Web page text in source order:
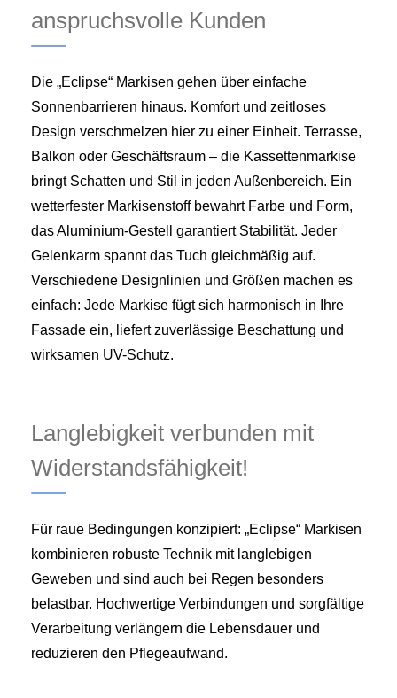
anspruchsvolle Kunden
Die „Eclipse“ Markisen gehen über einfache
Sonnenbarrieren hinaus. Komfort und zeitloses
Design verschmelzen hier zu einer Einheit. Terrasse,
Balkon oder Geschäftsraum – die Kassettenmarkise
bringt Schatten und Stil in jeden Außenbereich. Ein
wetterfester Markisenstoff bewahrt Farbe und Form,
das Aluminium-Gestell garantiert Stabilität. Jeder
Gelenkarm spannt das Tuch gleichmäßig auf.
Verschiedene Designlinien und Größen machen es
einfach: Jede Markise fügt sich harmonisch in Ihre
Fassade ein, liefert zuverlässige Beschattung und
wirksamen UV-Schutz.
Langlebigkeit verbunden mit
Widerstandsfähigkeit!
Für raue Bedingungen konzipiert: „Eclipse“ Markisen
kombinieren robuste Technik mit langlebigen
Geweben und sind auch bei Regen besonders
belastbar. Hochwertige Verbindungen und sorgfältige
Verarbeitung verlängern die Lebensdauer und
reduzieren den Pflegeaufwand.